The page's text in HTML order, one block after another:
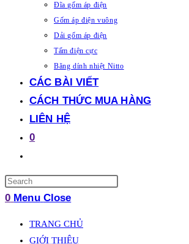
Đĩa gốm áp điện
Gốm áp điện vuông
Dải gốm áp điện
Tấm điện cực
Băng dính nhiệt Nitto
CÁC BÀI VIẾT
CÁCH THỨC MUA HÀNG
LIÊN HỆ
0
website
search
0 Menu Close
TRANG CHỦ
GIỚI THIỆU